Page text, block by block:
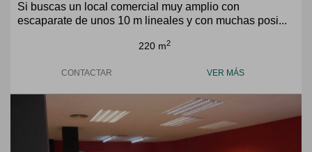
Si buscas un local comercial muy amplio con
escaparate de unos 10 m lineales y con muchas posi...
220 m2
CONTACTAR VER MÁS
Previous